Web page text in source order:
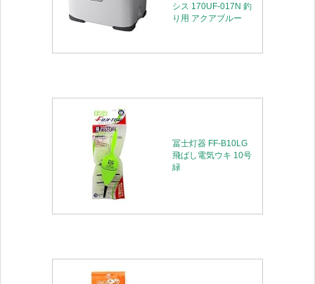
シス 170UF-017N 釣
り用 アクアブルー
冨士灯器 FF-B10LG
飛ばし電気ウキ 10号
緑